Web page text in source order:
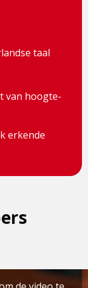
taal
van hoogte-
erkende